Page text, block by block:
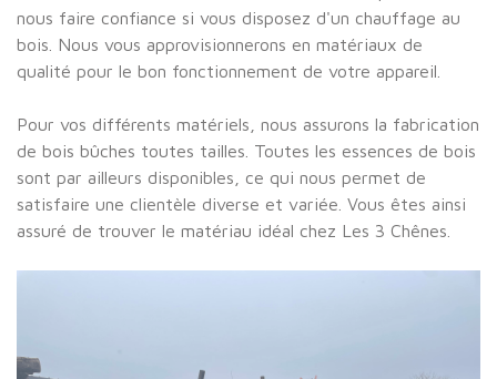
nous faire confiance si vous disposez d'un chauffage au
bois. Nous vous approvisionnerons en matériaux de
qualité pour le bon fonctionnement de votre appareil.
Pour vos différents matériels, nous assurons la fabrication
de bois bûches toutes tailles. Toutes les essences de bois
sont par ailleurs disponibles, ce qui nous permet de
satisfaire une clientèle diverse et variée. Vous êtes ainsi
assuré de trouver le matériau idéal chez Les 3 Chênes.